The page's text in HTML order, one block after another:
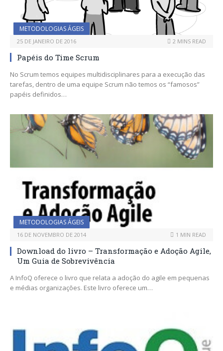
METODOLOGIAS ÁGEIS
25 DE JANEIRO DE 2016 2 MINS READ
Papéis do Time Scrum
No Scrum temos equipes multidisciplinares para a execução das
tarefas, dentro de uma equipe Scrum não temos os “famosos”
papéis definidos…
METODOLOGIAS ÁGEIS
16 DE NOVEMBRO DE 2014 1 MIN READ
Download do livro – Transformação e Adoção Agile,
Um Guia de Sobrevivência
A InfoQ oferece o livro que relata a adoção do agile em pequenas
e médias organizações. Este livro oferece um…